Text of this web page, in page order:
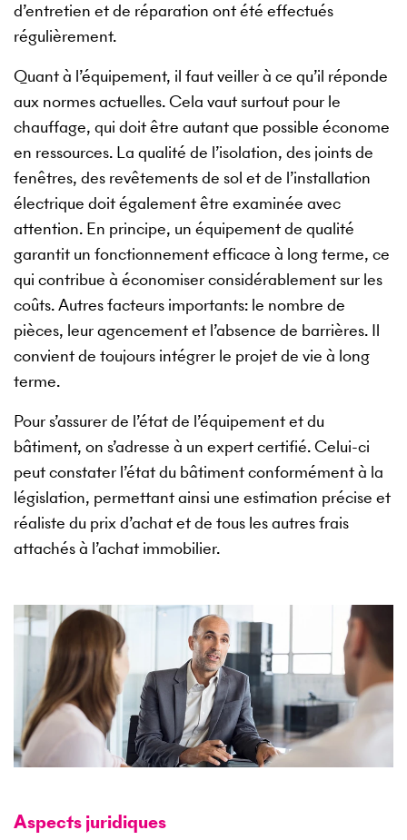
d’entretien et de réparation ont été effectués
régulièrement.
Quant à l’équipement, il faut veiller à ce qu’il réponde
aux normes actuelles. Cela vaut surtout pour le
chauffage, qui doit être autant que possible économe
en ressources. La qualité de l’isolation, des joints de
fenêtres, des revêtements de sol et de l’installation
électrique doit également être examinée avec
attention. En principe, un équipement de qualité
garantit un fonctionnement efficace à long terme, ce
qui contribue à économiser considérablement sur les
coûts. Autres facteurs importants: le nombre de
pièces, leur agencement et l’absence de barrières. Il
convient de toujours intégrer le projet de vie à long
terme.
Pour s’assurer de l’état de l’équipement et du
bâtiment, on s’adresse à un expert certifié. Celui-ci
peut constater l’état du bâtiment conformément à la
législation, permettant ainsi une estimation précise et
réaliste du prix d’achat et de tous les autres frais
attachés à l’achat immobilier.
Aspects juridiques